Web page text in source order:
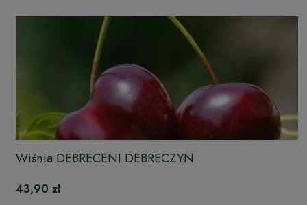
Wiśnia DEBRECENI DEBRECZYN
43,90 zł